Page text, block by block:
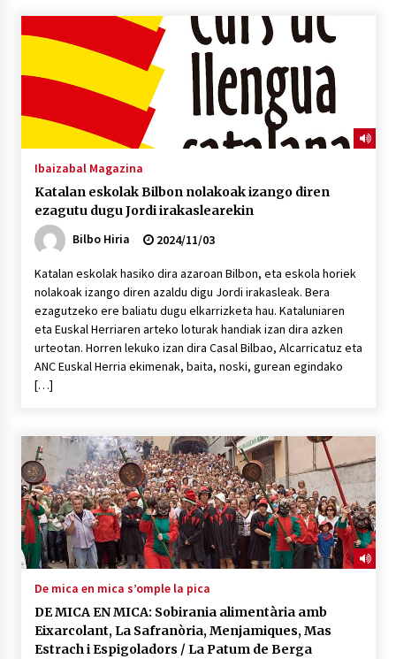
“Hiztegi bat” Gorka Urbizuk idatzitako letren
hiztegia
2026/07/23
Bakaikuko barnetegitik gazteek egindako saio
berezia
Tuba eta bonbardinoaren astea, Bilboko
Kontserbatorioan protagonista
2026/07/16
Auzoportala : 1×04 Auzofoniak
2026/07/15
Gaur abitua da Bilbao bbk live jaialdia
POTTO: San Pedro jaietako bertso-saioa
2026/07/09
Larunbatean Plentziako Itsas Martxa ospatuko
da
2026/07/07
LIBURUEN ERREPUBLIKA TXIKIA: Hiragana akats
isil batekin dator beti
2026/07/07
Ibaizabal Magazina
Katalan eskolak Bilbon nolakoak izango diren
ezagutu dugu Jordi irakaslearekin
Bilbo Hiria
2024/11/03
Katalan eskolak hasiko dira azaroan Bilbon, eta eskola horiek
nolakoak izango diren azaldu digu Jordi irakasleak. Bera
ezagutzeko ere baliatu dugu elkarrizketa hau. Kataluniaren
eta Euskal Herriaren arteko loturak handiak izan dira azken
urteotan. Horren lekuko izan dira Casal Bilbao, Alcarricatuz eta
ANC Euskal Herria ekimenak, baita, noski, gurean egindako
[…]
De mica en mica s’omple la pica
DE MICA EN MICA: Sobirania alimentària amb
Eixarcolant, La Safranòria, Menjamiques, Mas
Estrach i Espigoladors / La Patum de Berga